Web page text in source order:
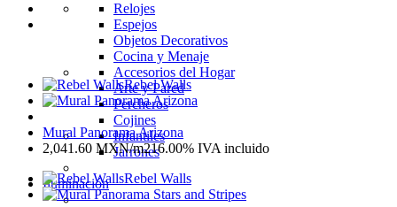
Relojes
Espejos
Objetos Decorativos
Cocina y Menaje
Accesorios del Hogar
Arte y Pared
Percheros
Cojines
Infantiles
Jarrones
Iluminación
Rebel Walls
Mural Panorama Arizona
2,041.60 MXN/m216.00% IVA incluido
Rebel Walls